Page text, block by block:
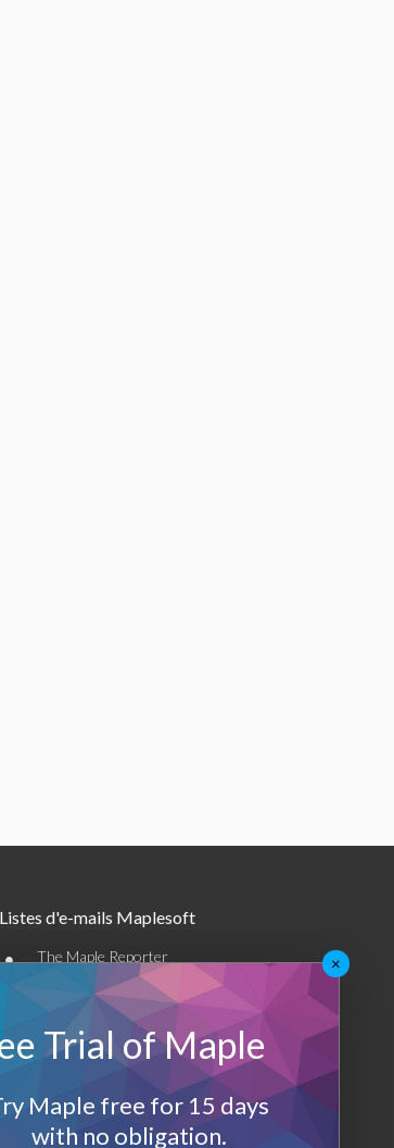
Listes d'e-mails Maplesoft
• The Maple Reporter
Autres offres par e-mail
Membership
Log-Out
×
Trial of Maple
Maple free for 15 days
with no obligation.